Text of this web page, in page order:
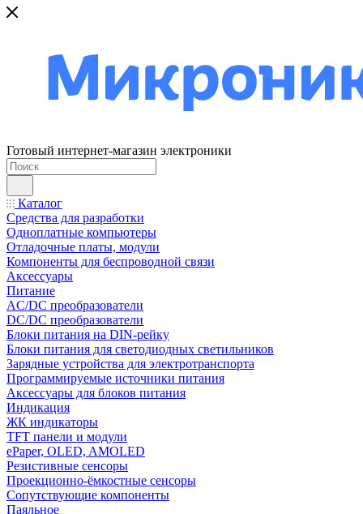
Готовый интернет-магазин электроники
Каталог
Средства для разработки
Одноплатные компьютеры
Отладочные платы, модули
Компоненты для беспроводной связи
Аксессуары
Питание
AC/DC преобразователи
DC/DC преобразователи
Блоки питания на DIN-рейку
Блоки питания для светодиодных светильников
Зарядные устройства для электротранспорта
Программируемые источники питания
Аксессуары для блоков питания
Индикация
ЖК индикаторы
TFT панели и модули
ePaper, OLED, AMOLED
Резистивные сенсоры
Проекционно-ёмкостные сенсоры
Сопутствующие компоненты
Паяльное